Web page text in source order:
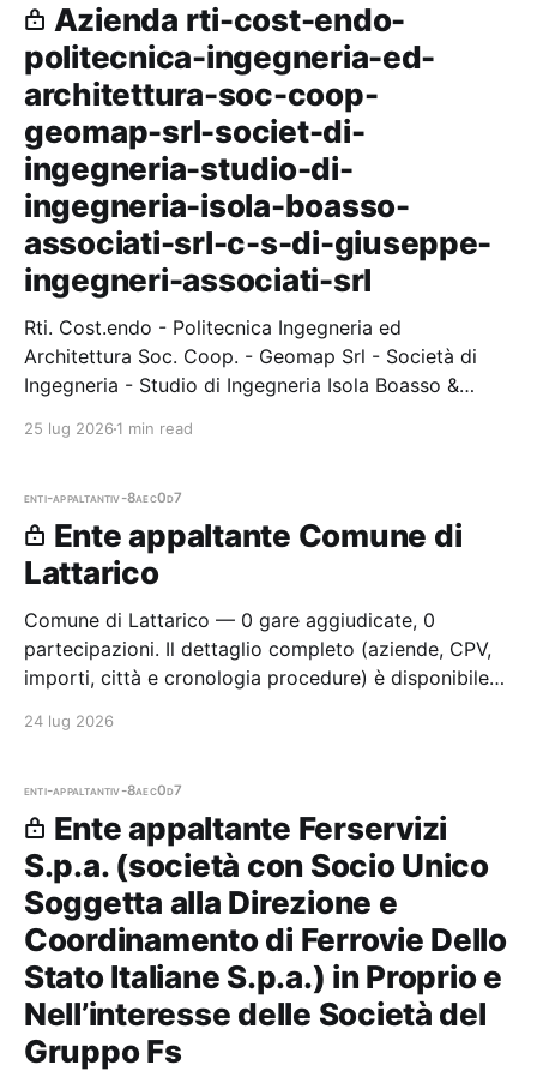
Azienda rti-cost-endo-
politecnica-ingegneria-ed-
architettura-soc-coop-
geomap-srl-societ-di-
ingegneria-studio-di-
ingegneria-isola-boasso-
associati-srl-c-s-di-giuseppe-
ingegneri-associati-srl
Rti. Cost.endo - Politecnica Ingegneria ed
Architettura Soc. Coop. - Geomap Srl - Società di
Ingegneria - Studio di Ingegneria Isola Boasso &
Srl. — 1 gare vinte, 1
25 lug 2026 1 min read
enti-appaltantiv-8aec0d7
Ente appaltante Comune di
Lattarico
Comune di Lattarico — 0 gare aggiudicate, 0
partecipazioni. Il dettaglio completo (aziende, CPV,
importi, città e cronologia procedure) è disponibile
24 lug 2026
enti-appaltantiv-8aec0d7
Ente appaltante Ferservizi
S.p.a. (società con Socio Unico
Soggetta alla Direzione e
Coordinamento di Ferrovie Dello
Stato Italiane S.p.a.) in Proprio e
Nell’interesse delle Società del
Gruppo Fs